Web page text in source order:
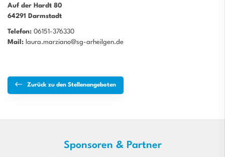
Auf der Hardt 80
64291 Darmstadt
Telefon: 06151-376330
Mail: laura.marziano@sg-arheilgen.de
Zurück zu den Stellenangeboten
Sponsoren & Partner